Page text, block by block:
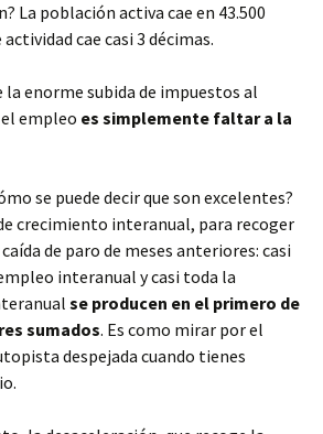
La población activa cae en 43.500
cae casi 3 décimas.
enorme subida de impuestos al
empleo es simplemente faltar a la
se puede decir que son excelentes?
crecimiento interanual, para recoger
de paro de meses anteriores: casi
interanual y casi toda la
se producen en el primero de
sumados. Es como mirar por el
despejada cuando tienes